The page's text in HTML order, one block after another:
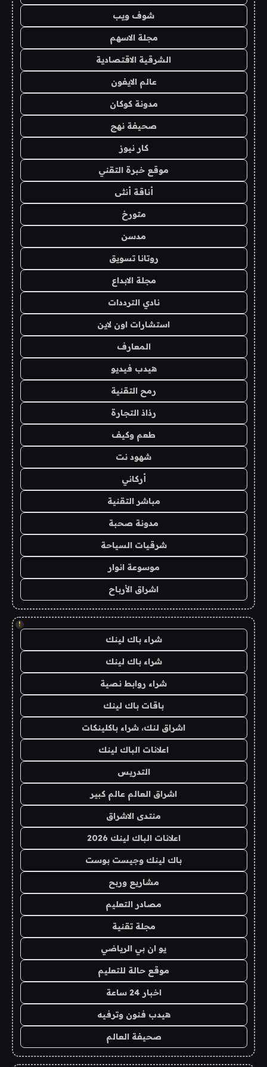
شوف ويب
مجلة الاسهم
الشرقية الاقتصادية
عالم الايفون
مدونة كوكان
صحيفة نهج
كار نيوز
موقع خبرة التقني
أناقة أنثى
متورخ
مدسن
روتانا تسويق
مجلة الابداع
نادي الترددات
استشارات اون لاين
المعارف
هيدب فيديو
رمح التقنية
رذاذ التجارة
طعم وكيف
شهود نت
أركاني
مباشر التقنية
مدونة صحبة
شرقيات السياحة
موسوعة انوار
اشراق الأرباح
!
شراء باك لينك
شراء باك لينك
شراء روابط نصية
باقات باك لينك
اشراق لنك، شراء باكلينكات
اعلانات الباك لينك
التدريس
اشراق العالم عالم كبير
منتدى الاشراق
اعلانات الباك لينك 2026
باك لينك وجيست بوست
مشاريع وربح
مصادر التعليم
مجلة تقنية
يو ان بي الرياضي
موقع حالة للتعليم
اخبار 24 ساعة
هيدب فنون وترفيه
صحيفة العالم